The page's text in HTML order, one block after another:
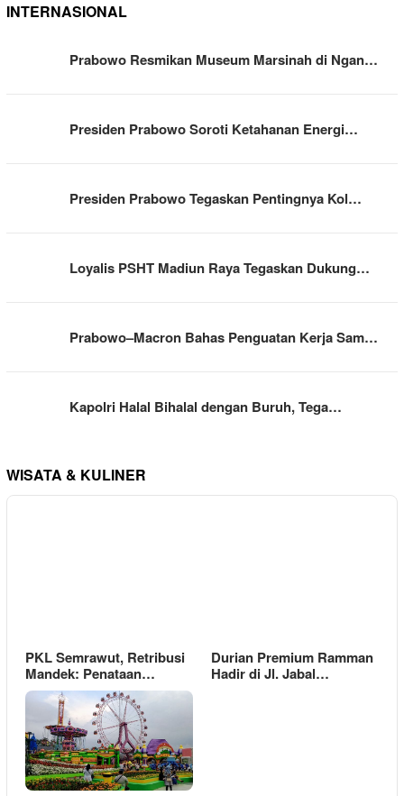
INTERNASIONAL
Prabowo Resmikan Museum Marsinah di Ngan…
Presiden Prabowo Soroti Ketahanan Energi…
Presiden Prabowo Tegaskan Pentingnya Kol…
Loyalis PSHT Madiun Raya Tegaskan Dukung…
Prabowo–Macron Bahas Penguatan Kerja Sam…
Kapolri Halal Bihalal dengan Buruh, Tega…
WISATA & KULINER
PKL Semrawut, Retribusi
Mandek: Penataan…
Durian Premium Ramman
Hadir di Jl. Jabal…